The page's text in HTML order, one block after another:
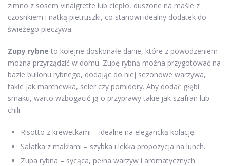
zimno z sosem vinaigrette lub ciepło, duszone na maśle z
czosnkiem i natką pietruszki, co stanowi idealny dodatek do
świeżego pieczywa.
Zupy rybne to kolejne doskonałe danie, które z powodzeniem
można przyrządzić w domu. Zupę rybną można przygotować na
bazie bulionu rybnego, dodając do niej sezonowe warzywa,
takie jak marchewka, seler czy pomidory. Aby dodać głębi
smaku, warto wzbogacić ją o przyprawy takie jak szafran lub
chili.
Risotto z krewetkami – idealne na elegancką kolację.
Sałatka z małżami – szybka i lekka propozycja na lunch.
Zupa rybna – sycąca, pełna warzyw i aromatycznych